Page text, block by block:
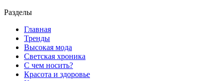
Разделы
Главная
Тренды
Высокая мода
Светская хроника
С чем носить?
Красота и здоровье